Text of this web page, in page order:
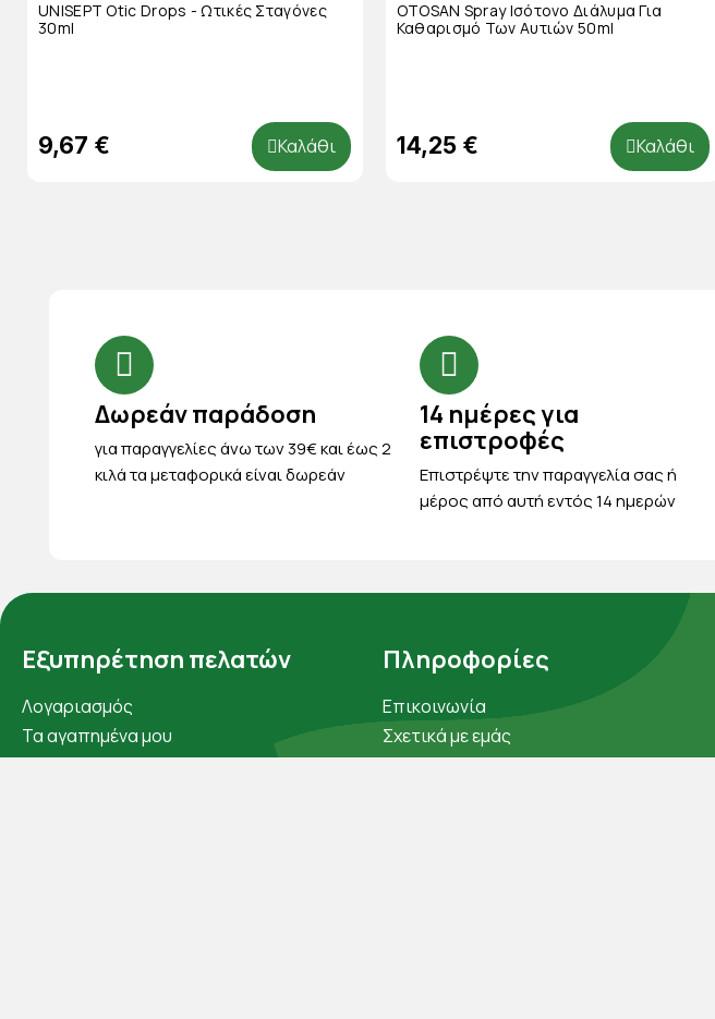
UNISEPT Otic Drops - Ωτικές Σταγόνες
30ml
9,67 € Καλάθι
OTOSAN Spray Ισότονο Διάλυμα Για
Καθαρισμό Των Αυτιών 50ml
14,25 € Καλάθι
Δωρεάν παράδοση
για παραγγελίες άνω των 39€ και έως 2
κιλά τα μεταφορικά είναι δωρεάν
14 ημέρες για
επιστροφές
Eπιστρέψτε την παραγγελία σας ή
μέρος από αυτή εντός 14 ημερών
Εξυπηρέτηση πελατών
Λογαριασμός
Τα αγαπημένα μου
Τρόποι παραγγελίας
Πληροφορίες
Επικοινωνία
Σχετικά με εμάς
Πολιτική απορρήτου